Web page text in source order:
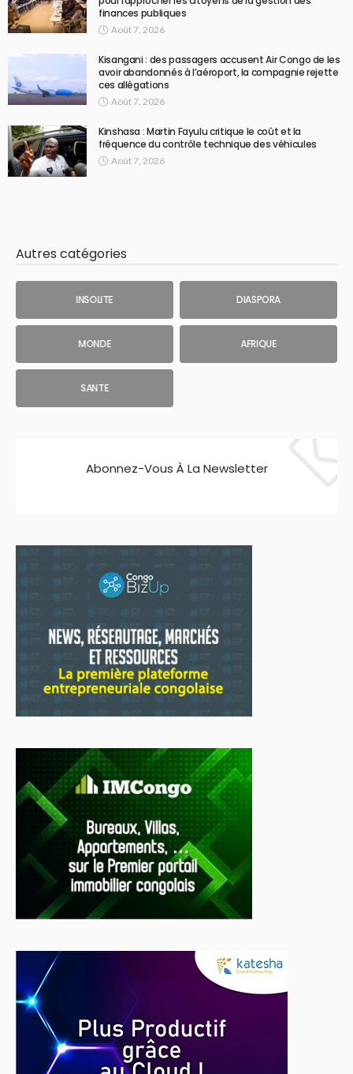
finances publiques
Août 7, 2026
Kisangani : des passagers accusent Air Congo de les
avoir abandonnés à l’aéroport, la compagnie rejette
ces allégations
Août 7, 2026
Kinshasa : Martin Fayulu critique le coût et la
fréquence du contrôle technique des véhicules
Août 7, 2026
Autres catégories
INSOLITE DIASPORA
MONDE AFRIQUE
SANTE
Abonnez-Vous À La Newsletter